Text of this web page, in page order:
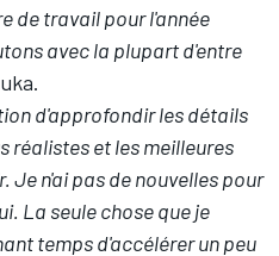
de travail pour l'année
avec la plupart d'entre
d'approfondir les détails
réalistes et les meilleures
Je n'ai pas de nouvelles pour
La seule chose que je
temps d'accélérer un peu